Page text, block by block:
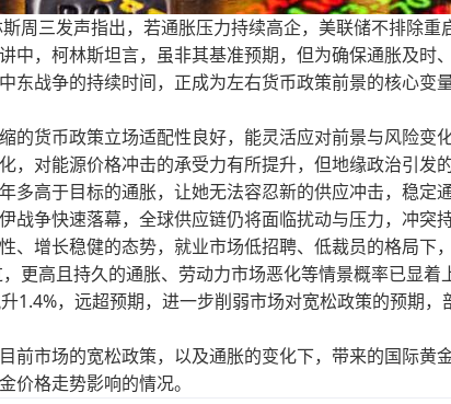
三发声指出，若通胀压力持续高企，美联储不排除重
，柯林斯坦言，虽非其基准预期，但为确保通胀及时
东战争的持续时间，正成为左右货币政策前景的核心变
货币政策立场适配性良好，能灵活应对前景与风险变化
，对能源价格冲击的承受力有所提升，但地缘政治引发
多高于目标的通胀，让她无法容忍新的供应冲击，稳定
争快速落幕，全球供应链仍将面临扰动与压力，冲突
、增长稳健的态势，就业市场低招聘、低裁员的格局下
更高且持久的通胀、劳动力市场恶化等情景概率已显着
，远超预期，进一步削弱市场对宽松政策的预期，
前市场的宽松政策，以及通胀的变化下，带来的国际黄
价格走势影响的情况。